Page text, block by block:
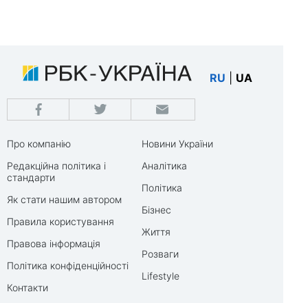
RU UA
Про компанію
Редакційна політика і
стандарти
Як стати нашим автором
Правила користування
Правова інформація
Політика конфіденційності
Контакти
Новини України
Аналітика
Політика
Бізнес
Життя
Розваги
Lifestyle